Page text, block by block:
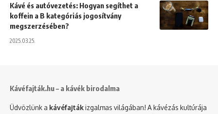
Kávé és autóvezetés: Hogyan segíthet a
koffein a B kategóriás jogosítvány
megszerzésében?
2025.03.25.
Kávéfajták.hu – a kávék birodalma
Üdvözlünk a kávéfajtákizgalmas világában! A kávézás kultúrája